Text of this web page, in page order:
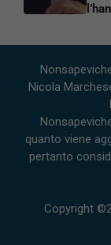
Nicola
quanto viene
pertanto
Copyright